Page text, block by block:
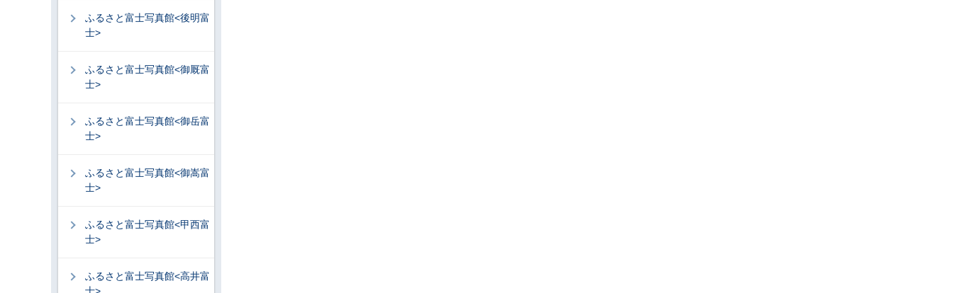
ふるさと富士写真館<後明富
士>
ふるさと富士写真館<御厩富
士>
ふるさと富士写真館<御岳富
士>
ふるさと富士写真館<御嵩富
士>
ふるさと富士写真館<甲西富
士>
ふるさと富士写真館<高井富